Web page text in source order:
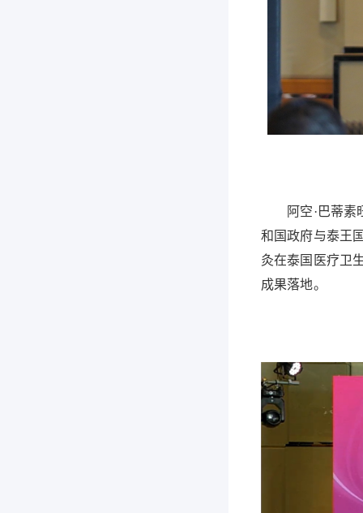
阿空·巴蒂素旺
和国政府与泰王
灸在泰国医疗卫
成果落地。